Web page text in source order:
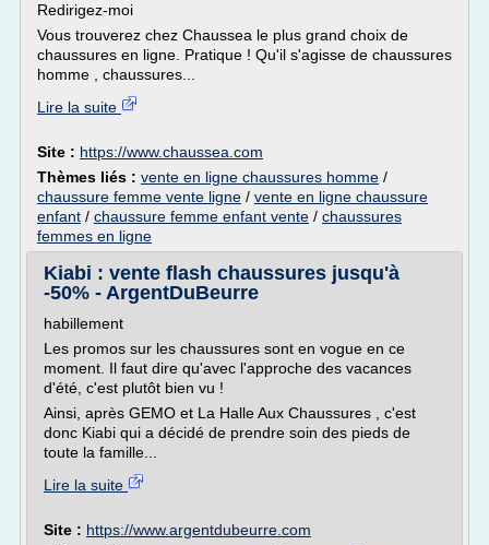
Redirigez-moi
Vous trouverez chez Chaussea le plus grand choix de
chaussures en ligne. Pratique ! Qu'il s'agisse de chaussures
homme , chaussures...
Lire la suite
Site : https://www.chaussea.com
Thèmes liés : vente en ligne chaussures homme /
chaussure femme vente ligne / vente en ligne chaussure
enfant / chaussure femme enfant vente / chaussures
femmes en ligne
Kiabi : vente flash chaussures jusqu'à
-50% - ArgentDuBeurre
habillement
Les promos sur les chaussures sont en vogue en ce
moment. Il faut dire qu'avec l'approche des vacances
d'été, c'est plutôt bien vu !
Ainsi, après GEMO et La Halle Aux Chaussures , c'est
donc Kiabi qui a décidé de prendre soin des pieds de
toute la famille...
Lire la suite
Site : https://www.argentdubeurre.com